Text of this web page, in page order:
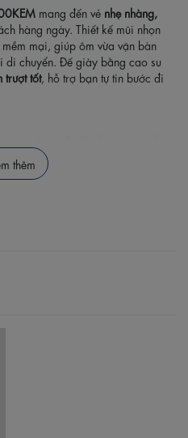
mang đến vẻ nhẹ nhàng,
hàng ngày. Thiết kế mũi nhọn
mại, giúp ôm vừa vặn bàn
di chuyển. Đế giày bằng cao su
trượt tốt, hỗ trợ bạn tự tin bước đi
phong cách khác nhau. Đây là lựa
việc nơi công sở, các buổi gặp gỡ
lâu không đau chân.
khi di chuyển.
làm, dạo phố, dự tiệc.
thêm